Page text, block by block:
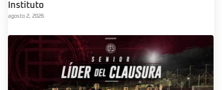
Instituto
agosto 2, 2026